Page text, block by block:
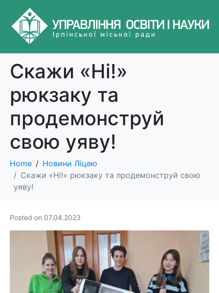
Скажи «Ні!»
рюкзаку та
продемонструй
свою уяву!
Home
Новини Ліцею
Скажи «Ні!» рюкзаку та продемонструй свою
уяву!
Posted on 07.04.2023